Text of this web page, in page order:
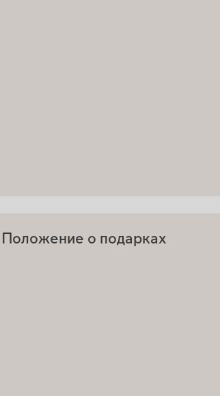
Положение о подарках